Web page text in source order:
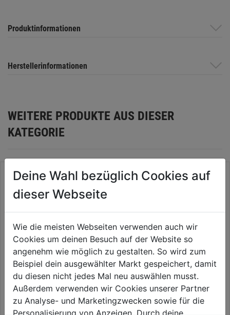
Produktinformationen
Herstellerinformationen
WEITERE PRODUKTE AUS DIESER
KATEGORIE
Montagekleber universal 470g
Kartusche
0.0 (0)
Holzleim wasserfest
0.0 (0)
Deine Wahl bezüglich Cookies auf
dieser Webseite
Wie die meisten Webseiten verwenden auch wir
Cookies um deinen Besuch auf der Website so
angenehm wie möglich zu gestalten. So wird zum
Beispiel dein ausgewählter Markt gespeichert, damit
du diesen nicht jedes Mal neu auswählen musst.
Außerdem verwenden wir Cookies unserer Partner
zu Analyse- und Marketingzwecken sowie für die
Personalisierung von Anzeigen. Durch deine